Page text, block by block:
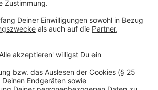
unser Album der Woche.